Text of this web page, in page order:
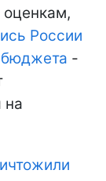
оценкам,
России
бюджета -
на